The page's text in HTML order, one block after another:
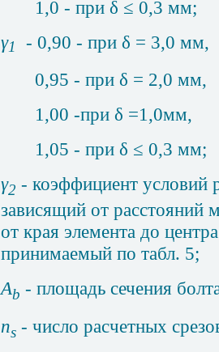
1,0 - при δ ≤ 0,3 мм;
γ1
- 0,90 - при δ = 3,0 мм,
0,95 - при δ = 2,0 мм,
1,00 -при δ =1,0мм,
1,05 - при δ ≤ 0,3 мм;
γ2 - коэффициент условий
зависящий от расстояний
от края элемента до
принимаемый по табл. 5;
Ab - площадь сечения
ns - число расчетных